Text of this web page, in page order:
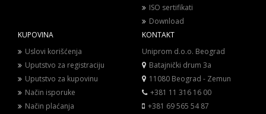
ISO sertifikati
Download
KUPOVINA
Uslovi korišćenja
Uputstvo za registraciju
Uputstvo za kupovinu
Način isporuke
Način plaćanja
KONTAKT
Uniprom d.o.o. Beograd
Batajnički drum 3a
11080 Beograd - Zemun
+381 11 316 16 00
+381 69 565 54 87